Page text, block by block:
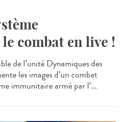
combat en live !
de l’unité Dynamiques des
les images d’un combat
immunitaire armé par l’...